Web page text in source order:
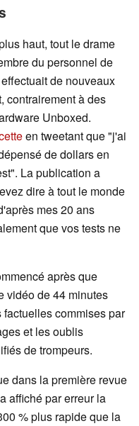
haut, tout le drame
du personnel de
de nouveaux
contrairement à des
Unboxed.
en tweetant que "j'ai
de dollars en
La publication a
dire à tout le monde
mes 20 ans
que vos tests ne
après que
vidéo de 44 minutes
commises par
et les oublis
de trompeurs.
dans la première revue
affiché par erreur la
% plus rapide que la